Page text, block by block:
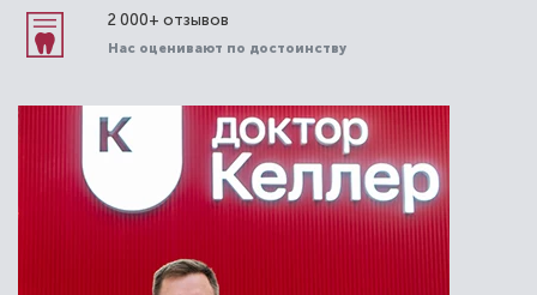
2 000+ отзывов
Нас оценивают по достоинству